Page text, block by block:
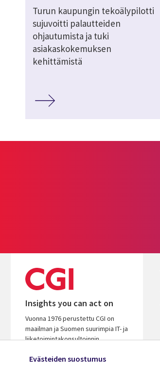
Turun kaupungin tekoälypilotti
sujuvoitti palautteiden
ohjautumista ja tuki
asiakaskokemuksen
kehittämistä
Insights you can act on
Vuonna 1976 perustettu CGI on
maailman ja Suomen suurimpia IT- ja
liiketoimintakonsultoinnin
osaavana kumppanina autamme
Evästeiden suostumus